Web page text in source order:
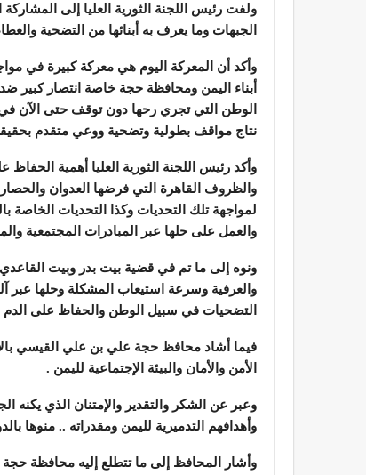
ولفت رئيس اللجنة الثورية العليا إلى
الجبهات وما يعرف به أبنائها من التضحية
وأكد أن المعركة اليوم هي معركة كبيرة في
أبناء اليمن ومحافظة حجة خاصة انتصار كبير ضد
الوطن التي تجري رحها دون توقف حتى الآن في
نتاج مواقف بطولية وتضحية ووعي متقدم
وأكد رئيس اللجنة الثورية العليا أهمية
والظروف القاهرة التي فرضها العدوان
لمواجهة تلك التحديات وكذا التحديات الخاصة
والعمل على حلها عبر المبادرات المجتمعية
ونوه إلى ما تم في قضية بيت بدر وبيت
والعرفية وسرعة استيعاب المشكلة وحلها عبر
التضحيات في سبيل الوطن والحفاظ على الدم
فيما أشاد محافظ حجة علي بن علي القيسي
الأمن والأمان والبيئة الإجتماعية لليمن .
وعبر عن الشكر والتقدير والإمتنان الذي يكنه
وأهدافهم التدميرية لليمن ومقدراته .. منوها
وأشار المحافظ إلى ما تتطلع إليه محافظة